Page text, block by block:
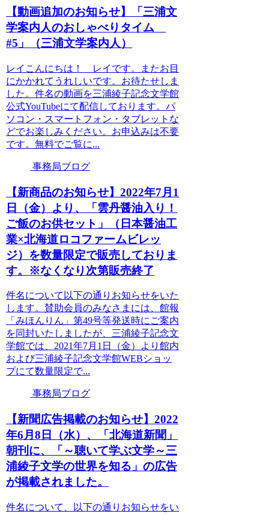
【動画追加のお知らせ】「三浦文
学案内人のおしゃべりタイム
#5」（三浦文学案内人）
レイこんにちは！ レイです。またお目
にかかれてうれしいです。お待たせしま
した。件名の動画を三浦綾子記念文学館
公式YouTubeにて配信しております。パ
ソコン・スマートフォン・タブレットな
どでお楽しみください。お申込みは不要
です。無料でご覧に...
事務局ブログ
【新商品のお知らせ】2022年7月1
日（金）より、「雲丹醤油入り！
ご飯のお供セット」（日本醤油工
業×北海道ロコファームビレッ
ジ）を数量限定で販売しておりま
す。※なくなり次第販売終了
件名について以下の通りお知らせをいた
します。賛助会員のみなさまには、館報
「みほんりん」第49号等発送時にご案内
を同封いたしましたが、三浦綾子記念文
学館では、2021年7月1日（金）より館内
および三浦綾子記念文学館WEBショッ
プにて数量限定で...
事務局ブログ
【新聞広告掲載のお知らせ】2022
年6月8日（水）、「北海道新聞」
朝刊に、「～聴いて学ぶ文学～三
浦綾子文学の世界を知る」の広告
が掲載されました。
件名について、以下の通りお知らせをい